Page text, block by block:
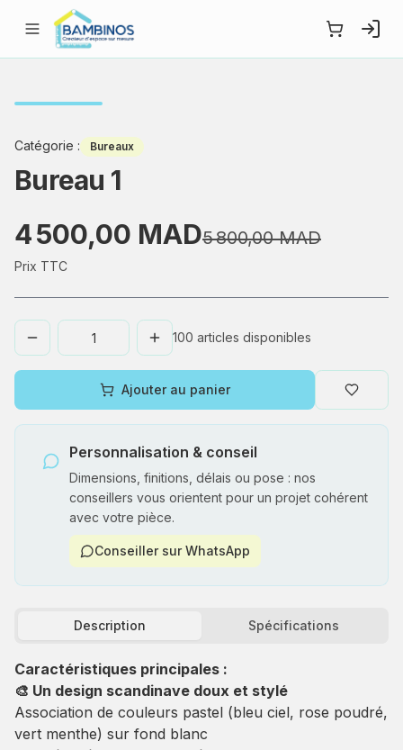
Catégorie : Bureaux
Bureau 1
4 500,00 MAD5 800,00 MAD
Prix TTC
100 articles disponibles
Ajouter au panier
Personnalisation & conseil
Dimensions, finitions, délais ou pose : nos
conseillers vous orientent pour un projet cohérent
avec votre pièce.
Conseiller sur WhatsApp
Description Spécifications
Caractéristiques principales :
🎨 Un design scandinave doux et stylé
Association de couleurs pastel (bleu ciel, rose poudré,
vert menthe) sur fond blanc